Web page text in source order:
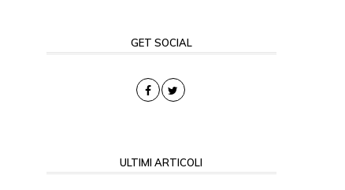
GET SOCIAL
ULTIMI ARTICOLI